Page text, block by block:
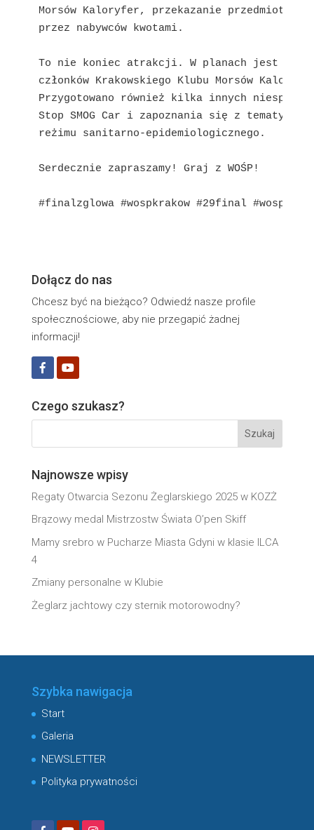
Morsów Kaloryfer, przekazanie przedmiotów
przez nabywców kwotami.
To nie koniec atrakcji. W planach jest
członków Krakowskiego Klubu Morsów
Przygotowano również kilka innych
Stop SMOG Car i zapoznania się z tematyką
reżimu sanitarno-epidemiologicznego.
Serdecznie zapraszamy! Graj z WOŚP!
Dołącz do nas
Chcesz być na bieżąco? Odwiedź nasze profile
społecznościowe, aby nie przegapić żadnej
informacji!
Czego szukasz?
Najnowsze wpisy
Regaty Otwarcia Sezonu Żeglarskiego 2025 w KOZŻ
Brązowy medal Mistrzostw Świata O’pen Skiff
Mamy srebro w Pucharze Miasta Gdyni w klasie ILCA
4
Zmiany personalne w Klubie
Żeglarz jachtowy czy sternik motorowodny?
Szybka nawigacja
Start
Galeria
NEWSLETTER
Polityka prywatności